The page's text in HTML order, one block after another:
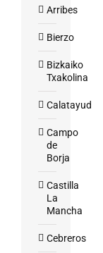
Arribes
Bierzo
Bizkaiko
Txakolina
Calatayud
Campo
de
Borja
Castilla
La
Mancha
Cebreros